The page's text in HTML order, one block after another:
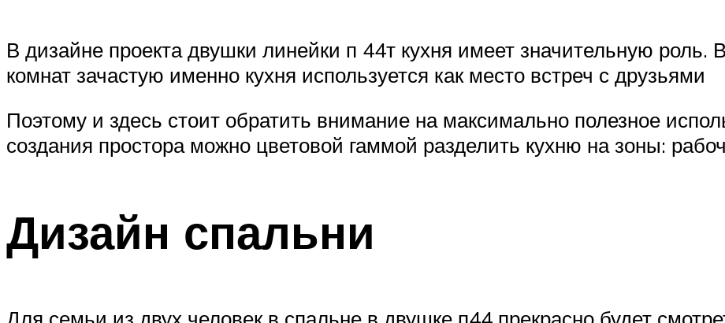
В дизайне проекта двушки линейки п 44т кухня имеет значительную роль.
комнат зачастую именно кухня используется как место встреч с друзьями
Поэтому и здесь стоит обратить внимание на максимально полезное
создания простора можно цветовой гаммой разделить кухню на зоны:
Дизайн спальни
Для семьи из двух человек в спальне в двушке п44 прекрасно будет